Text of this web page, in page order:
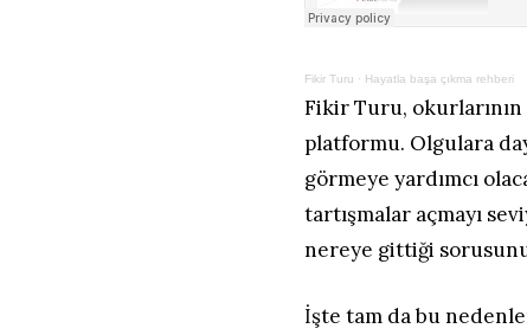
Fikir Turu · Hayatla başa çıkma rehberi
Fikir Turu,
platformu. Olgulara
görmeye yardımcı
tartışmalar açmayı
nereye gittiği
İşte tam da bu